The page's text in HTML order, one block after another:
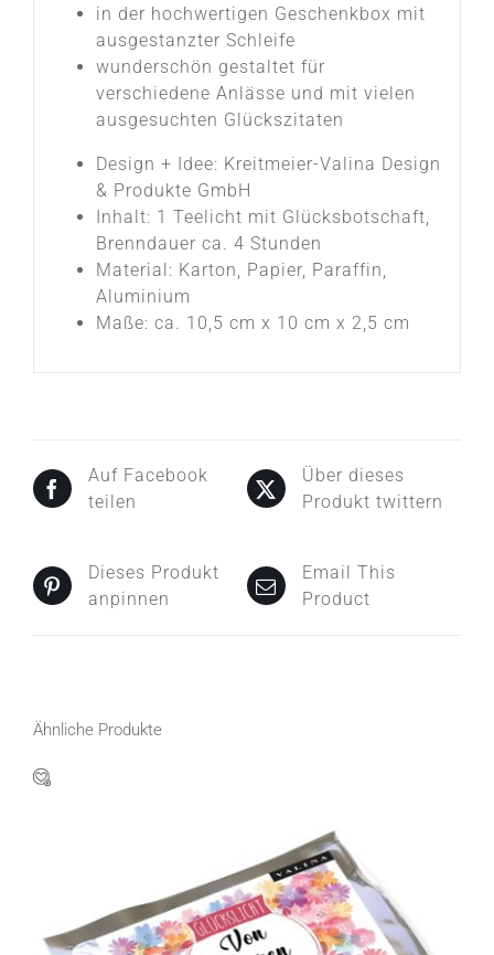
in der hochwertigen Geschenkbox mit
ausgestanzter Schleife
wunderschön gestaltet für
verschiedene Anlässe und mit vielen
ausgesuchten Glückszitaten
Design + Idee: Kreitmeier-Valina Design
& Produkte GmbH
Inhalt: 1 Teelicht mit Glücksbotschaft,
Brenndauer ca. 4 Stunden
Material: Karton, Papier, Paraffin,
Aluminium
Maße: ca. 10,5 cm x 10 cm x 2,5 cm
Auf Facebook
teilen
Über dieses
Produkt twittern
Dieses Produkt
anpinnen
Email This
Product
Ähnliche Produkte